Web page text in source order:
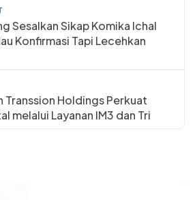
Sesalkan Sikap Komika Ichal
Konfirmasi Tapi Lecehkan
Transsion Holdings Perkuat
melalui Layanan IM3 dan Tri